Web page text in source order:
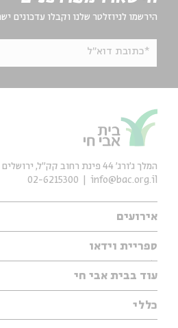
הירשמו לניוזלטר שלנו וקבלו עדכונים
*כתובת דוא"ל
אירועים
אנגלית
נוער
ספריית וידאו
עיון
מיוחדים
עוד בבית אבי חי
כללי
המלך ג'ורג' 44 פינת רחוב קק״ל, ירושלים
info@bac.org.il
02-6215300